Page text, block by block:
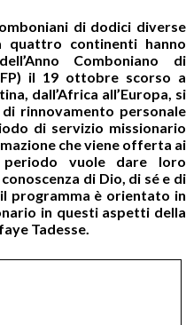
di dodici diverse
quattro continenti hanno
Comboniano di
il 19 ottobre scorso a
dall’Africa all’Europa, si
rinnovamento personale
di servizio missionario
che viene offerta ai
periodo vuole dare loro
di Dio, di sé e di
programma è orientato in
in questi aspetti della
Tadesse.